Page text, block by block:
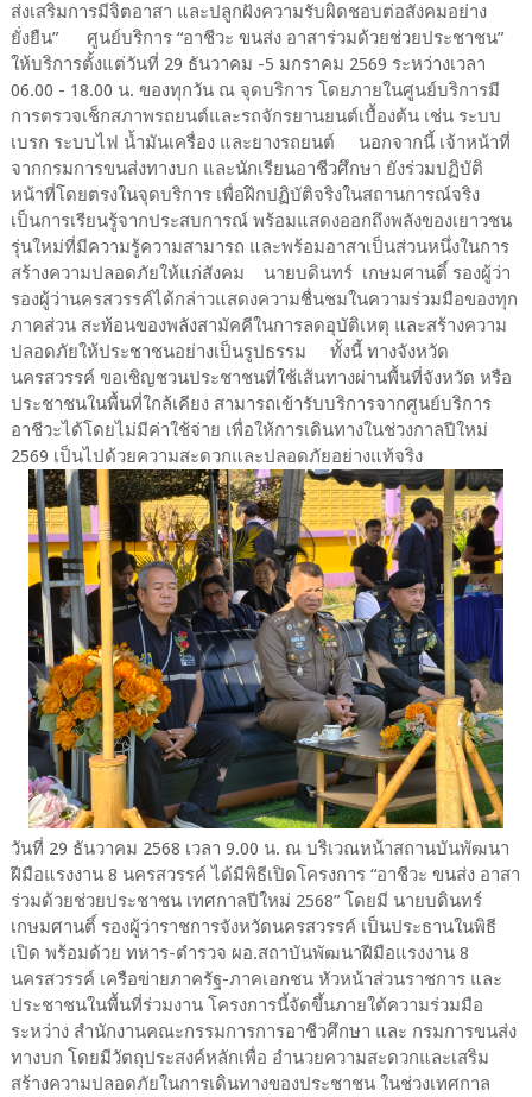
ส่งเสริมการมีจิตอาสา และปลูกฝังความรับผิดชอบต่อสังคมอย่าง
ยั่งยืน” ศูนย์บริการ “อาชีวะ ขนส่ง อาสาร่วมด้วยช่วยประชาชน”
ให้บริการตั้งแต่วันที่ 29 ธันวาคม -5 มกราคม 2569 ระหว่างเวลา
06.00 - 18.00 น. ของทุกวัน ณ จุดบริการ โดยภายในศูนย์บริการมี
การตรวจเช็กสภาพรถยนต์และรถจักรยานยนต์เบื้องต้น เช่น ระบบ
เบรก ระบบไฟ น้ำมันเครื่อง และยางรถยนต์ นอกจากนี้ เจ้าหน้าที่
จากกรมการขนส่งทางบก และนักเรียนอาชีวศึกษา ยังร่วมปฏิบัติ
หน้าที่โดยตรงในจุดบริการ เพื่อฝึกปฏิบัติจริงในสถานการณ์จริง
เป็นการเรียนรู้จากประสบการณ์ พร้อมแสดงออกถึงพลังของเยาวชน
รุ่นใหม่ที่มีความรู้ความสามารถ และพร้อมอาสาเป็นส่วนหนึ่งในการ
สร้างความปลอดภัยให้แก่สังคม นายบดินทร์ เกษมศานติ์ รองผู้ว่า
รองผู้ว่านครสวรรค์ได้กล่าวแสดงความชื่นชมในความร่วมมือของทุก
ภาคส่วน สะท้อนของพลังสามัคคีในการลดอุบัติเหตุ และสร้างความ
ปลอดภัยให้ประชาชนอย่างเป็นรูปธรรม ทั้งนี้ ทางจังหวัด
นครสวรรค์ ขอเชิญชวนประชาชนที่ใช้เส้นทางผ่านพื้นที่จังหวัด หรือ
ประชาชนในพื้นที่ใกล้เคียง สามารถเข้ารับบริการจากศูนย์บริการ
อาชีวะได้โดยไม่มีค่าใช้จ่าย เพื่อให้การเดินทางในช่วงกาลปีใหม่
2569 เป็นไปด้วยความสะดวกและปลอดภัยอย่างแท้จริง
วันที่ 29 ธันวาคม 2568 เวลา 9.00 น. ณ บริเวณหน้าสถานบันพัฒนา
ฝีมือแรงงาน 8 นครสวรรค์ ได้มีพิธีเปิดโครงการ “อาชีวะ ขนส่ง อาสา
ร่วมด้วยช่วยประชาชน เทศกาลปีใหม่ 2568” โดยมี นายบดินทร์
เกษมศานติ์ รองผู้ว่าราชการจังหวัดนครสวรรค์ เป็นประธานในพิธี
เปิด พร้อมด้วย ทหาร-ตำรวจ ผอ.สถาบันพัฒนาฝีมือแรงงาน 8
นครสวรรค์ เครือข่ายภาครัฐ-ภาคเอกชน หัวหน้าส่วนราชการ และ
ประชาชนในพื้นที่ร่วมงาน โครงการนี้จัดขึ้นภายใต้ความร่วมมือ
ระหว่าง สำนักงานคณะกรรมการการอาชีวศึกษา และ กรมการขนส่ง
ทางบก โดยมีวัตถุประสงค์หลักเพื่อ อำนวยความสะดวกและเสริม
สร้างความปลอดภัยในการเดินทางของประชาชน ในช่วงเทศกาล